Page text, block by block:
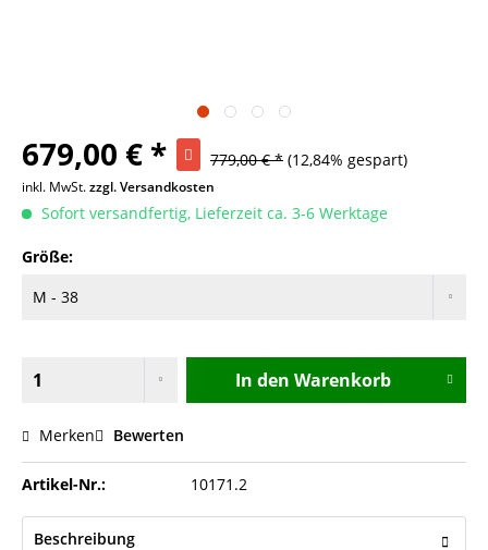
679,00 € * 779,00 € * (12,84% gespart)
inkl. MwSt.zzgl. Versandkosten
Sofort versandfertig, Lieferzeit ca. 3-6 Werktage
Größe:
In den Warenkorb
Merken Bewerten
Artikel-Nr.: 10171.2
Beschreibung